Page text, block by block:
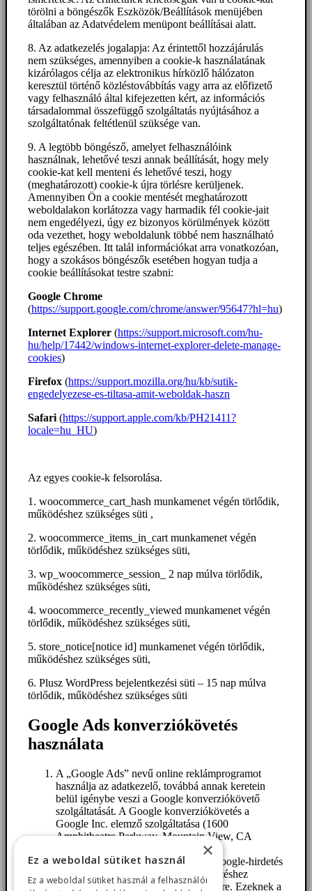
törölni a böngészők Eszközök/Beállítások menüjében
általában az Adatvédelem menüpont beállításai alatt.
8. Az adatkezelés jogalapja: Az érintettől hozzájárulás
nem szükséges, amennyiben a cookie-k használatának
kizárólagos célja az elektronikus hírközlő hálózaton
keresztül történő közléstovábbítás vagy arra az előfizető
vagy felhasználó által kifejezetten kért, az információs
társadalommal összefüggő szolgáltatás nyújtásához a
szolgáltatónak feltétlenül szüksége van.
9. A legtöbb böngésző, amelyet felhasználóink
használnak, lehetővé teszi annak beállítását, hogy mely
cookie-kat kell menteni és lehetővé teszi, hogy
(meghatározott) cookie-k újra törlésre kerüljenek.
Amennyiben Ön a cookie mentését meghatározott
weboldalakon korlátozza vagy harmadik fél cookie-jait
nem engedélyezi, úgy ez bizonyos körülmények között
oda vezethet, hogy weboldalunk többé nem használható
teljes egészében. Itt talál információkat arra vonatkozóan,
hogy a szokásos böngészők esetében hogyan tudja a
cookie beállításokat testre szabni:
Google Chrome
(https://support.google.com/chrome/answer/95647?hl=hu)
Internet Explorer (https://support.microsoft.com/hu-
hu/help/17442/windows-internet-explorer-delete-manage-
cookies)
Firefox (https://support.mozilla.org/hu/kb/sutik-
engedelyezese-es-tiltasa-amit-weboldak-haszn
Safari (https://support.apple.com/kb/PH21411?
locale=hu_HU)
Az egyes cookie-k felsorolása.
1. woocommerce_cart_hash munkamenet végén törlődik,
működéshez szükséges süti ,
2. woocommerce_items_in_cart munkamenet végén
törlődik, működéshez szükséges süti,
3. wp_woocommerce_session_ 2 nap múlva törlődik,
működéshez szükséges süti,
4. woocommerce_recently_viewed munkamenet végén
törlődik, működéshez szükséges süti,
5. store_notice[notice id] munkamenet végén törlődik,
működéshez szükséges süti,
6. Plusz WordPress bejelentkezési süti – 15 nap múlva
törlődik, működéshez szükséges süti
Google Ads konverziókövetés
használata
A „Google Ads” nevű online reklámprogramot
használja az adatkezelő, továbbá annak keretein
belül igénybe veszi a Google konverziókövető
szolgáltatását. A Google konverziókövetés a
Google Inc. elemző szolgáltatása (1600
Amphitheatre Parkway, Mountain View, CA
Amikor Felhasználó egy weboldalt Google-hirdetés
által ér el, akkor egy a konverziókövetéshez
szükséges cookie kerül a számítógépére. Ezeknek a
×
Ez a weboldal sütiket használ
Ez a weboldal sütiket használ a felhasználói